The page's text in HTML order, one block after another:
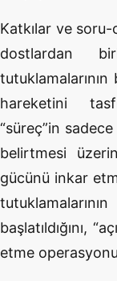
Katkılar ve
dostlardan
tutuklamalarının
hareketini
“süreç”in
belirtmesi
gücünü inkar
başlatıldığını,
etme